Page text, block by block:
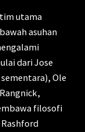
utama
asuhan
dari Jose
Ole
filosofi